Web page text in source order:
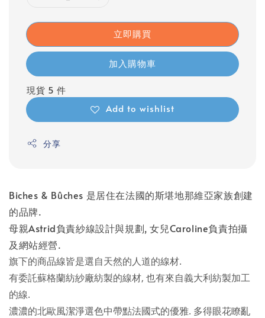
立即購買
加入購物車
現貨 5 件
Add to wishlist
分享
Biches & Bûches 是居住在法國的斯堪地那維亞家族創建
的品牌.
母親Astrid負責紗線設計與規劃, 女兒Caroline負責拍攝
及網站經營.
旗下的商品線皆是選自天然的人道的線材.
有委託蘇格蘭紡紗廠紡製的線材, 也有來自義大利紡製加工
的線.
濃濃的北歐風潔淨選色中帶點法國式的優雅. 多得眼花瞭亂